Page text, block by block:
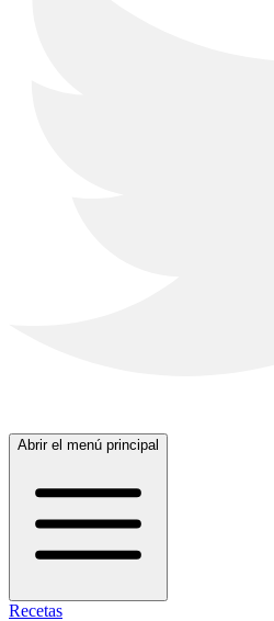
Abrir el menú principal
Recetas